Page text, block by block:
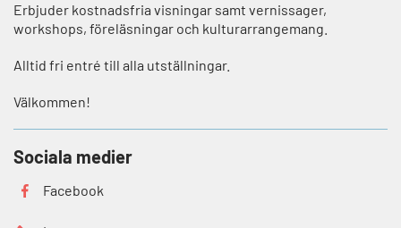
Erbjuder kostnadsfria visningar samt vernissager,
workshops, föreläsningar och kulturarrangemang.
Alltid fri entré till alla utställningar.
Välkommen!
Sociala medier
Facebook